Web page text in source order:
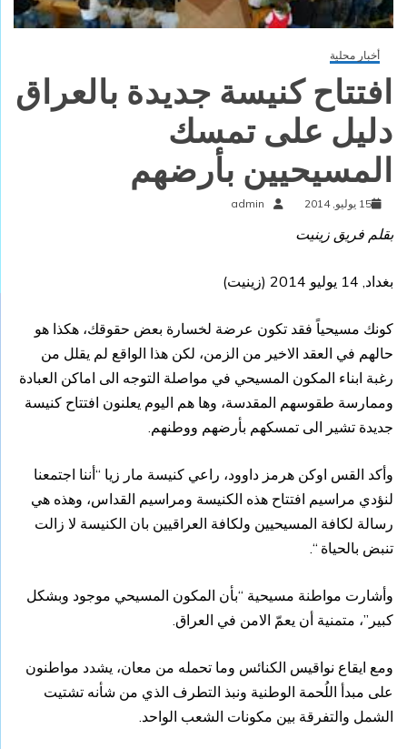
أخبار محلية
افتتاح كنيسة جديدة بالعراق
دليل على تمسك
المسيحيين بأرضهم
15 يوليو, 2014 admin
بقلم فريق زينيت
بغداد, 14 يوليو 2014 ( زينيت)
كونك مسيحياً فقد تكون عرضة لخسارة بعض حقوقك، هكذا هو
حالهم في العقد الاخير من الزمن، لكن هذا الواقع لم يقلل من
رغبة ابناء المكون المسيحي في مواصلة التوجه الى اماكن العبادة
وممارسة طقوسهم المقدسة، وها هم اليوم يعلنون افتتاح كنيسة
جديدة تشير الى تمسكهم بأرضهم ووطنهم.
وأكد القس اوكن هرمز داوود، راعي كنيسة مار زيا “أننا اجتمعنا
لنؤدي مراسيم افتتاح هذه الكنيسة ومراسيم القداس، وهذه هي
رسالة لكافة المسيحيين ولكافة العراقيين بان الكنيسة لا زالت
تنبض بالحياة “.
وأشارت مواطنة مسيحية “بأن المكون المسيحي موجود وبشكل
كبير”، متمنية أن يعمّ الامن في العراق.
ومع ايقاع نواقيس الكنائس وما تحمله من معان، يشدد مواطنون
على مبدأ اللُحمة الوطنية ونبذ التطرف الذي من شأنه تشتيت
الشمل والتفرقة بين مكونات الشعب الواحد.